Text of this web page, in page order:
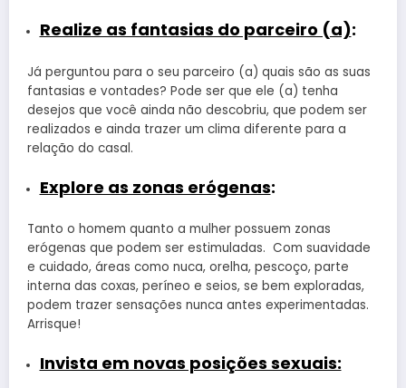
Realize as fantasias do parceiro (a):
Já perguntou para o seu parceiro (a) quais são as suas
fantasias e vontades? Pode ser que ele (a) tenha
desejos que você ainda não descobriu, que podem ser
realizados e ainda trazer um clima diferente para a
relação do casal.
Explore as zonas erógenas:
Tanto o homem quanto a mulher possuem zonas
erógenas que podem ser estimuladas. Com suavidade
e cuidado, áreas como nuca, orelha, pescoço, parte
interna das coxas, períneo e seios, se bem exploradas,
podem trazer sensações nunca antes experimentadas.
Arrisque!
Invista em novas posições sexuais: